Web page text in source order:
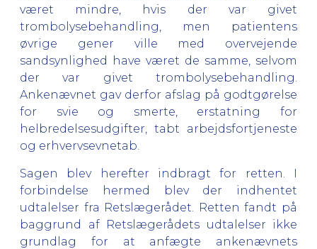
været mindre, hvis der var givet
trombolysebehandling, men patientens
øvrige gener ville med overvejende
sandsynlighed have været de samme, selvom
der var givet trombolysebehandling.
Ankenævnet gav derfor afslag på godtgørelse
for svie og smerte, erstatning for
helbredelsesudgifter, tabt arbejdsfortjeneste
og erhvervsevnetab.
Sagen blev herefter indbragt for retten. I
forbindelse hermed blev der indhentet
udtalelser fra Retslægerådet. Retten fandt på
baggrund af Retslægerådets udtalelser ikke
grundlag for at anfægte ankenævnets